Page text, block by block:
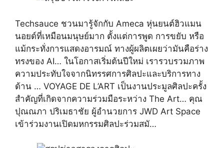
Techsauce ชวนมารู้จักกับ Ameca หุ่นยนต์ฮิวแมน
นอยด์ที่เหมือนมนุษย์มาก ตั้งแต่การพูด การขยับ หรือ
แม้กระทั่งการแสดงอารมณ์ ทางผู้ผลิตเผยว่ามันคือร่าง
ทรงของ AI… ในโอกาสเริ่มต้นปีใหม่ เรารวบรวมภาพ
ความประทับใจจากนิทรรศการศิลปะและบริการทาง
ด้าน … VOYAGE DE L’ART เป็นงานประมูลศิลปะครั้ง
สำคัญที่เกิดจากความร่วมมือระหว่าง The Art… คุณ
ปุณณภา ปริเมธาชัย ผู้อำนวยการ JWD Art Space
เข้าร่วมงานเปิดมหกรรมศิลปะร่วมสมั…